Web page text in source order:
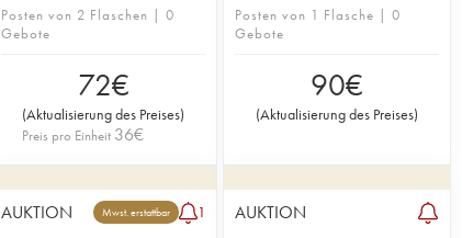
Posten von 2 Flaschen | 0
Gebote
72€
(Aktualisierung des Preises)
Preis pro Einheit 36€
Posten von 1 Flasche | 0
Gebote
90€
(Aktualisierung des Preises)
AUKTION Mwst. erstattbar 1 AUKTION